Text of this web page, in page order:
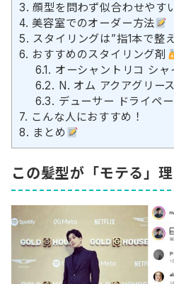
3. 顔型を問わず似合わせやす
4. 美容室でのオーダー方法
5. スタイリングは”指1本で整
6. おすすめのスタイリング剤
6.1. オーシャントリコ シャ
6.2. N. オム アクアグリース
6.3. デューサー ドライペ
7. こんな人におすすめ！
8. まとめ
この髪型が「モテる」